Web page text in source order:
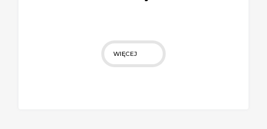
do Twojego samochodu